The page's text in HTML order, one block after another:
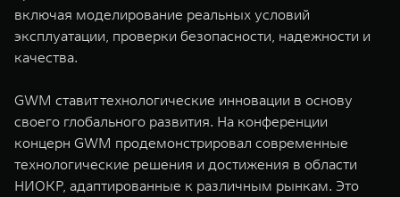
включая моделирование реальных условий
эксплуатации, проверки безопасности, надежности и
качества.
GWM ставит технологические инновации в основу
своего глобального развития. На конференции
концерн GWM продемонстрировал современные
технологические решения и достижения в области
НИОКР, адаптированные к различным рынкам. Это